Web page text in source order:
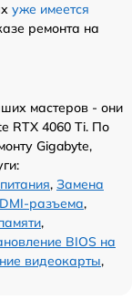
уже имеется
ремонта на
мастеров - они
RTX 4060 Ti. По
Gigabyte,
, Замена
разъема,
,
BIOS на
видеокарты,